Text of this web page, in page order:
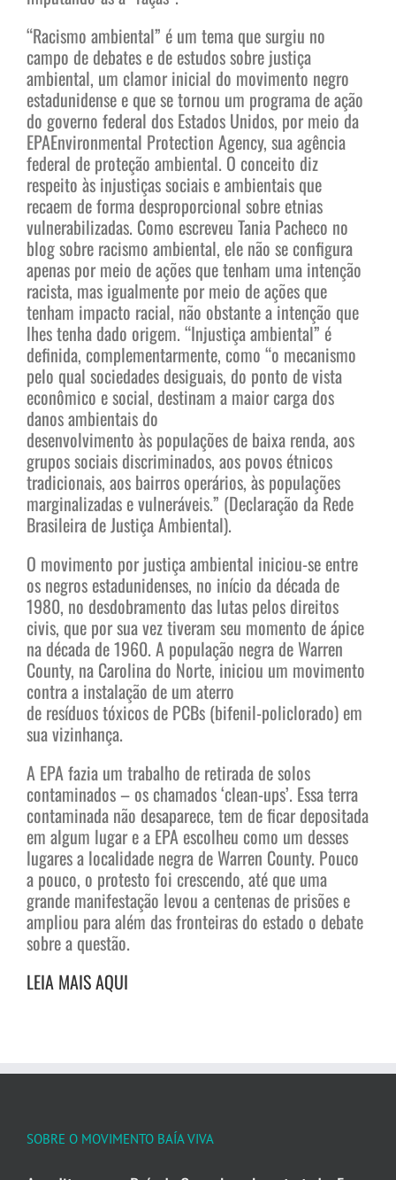
“Racismo ambiental” é um tema que surgiu no
campo de debates e de estudos sobre justiça
ambiental, um clamor inicial do movimento negro
estadunidense e que se tornou um programa de ação
do governo federal dos Estados Unidos, por meio da
EPAEnvironmental Protection Agency, sua agência
federal de proteção ambiental. O conceito diz
respeito às injustiças sociais e ambientais que
recaem de forma desproporcional sobre etnias
vulnerabilizadas. Como escreveu Tania Pacheco no
blog sobre racismo ambiental, ele não se configura
apenas por meio de ações que tenham uma intenção
racista, mas igualmente por meio de ações que
tenham impacto racial, não obstante a intenção que
lhes tenha dado origem. “Injustiça ambiental” é
definida, complementarmente, como “o mecanismo
pelo qual sociedades desiguais, do ponto de vista
econômico e social, destinam a maior carga dos
danos ambientais do
desenvolvimento às populações de baixa renda, aos
grupos sociais discriminados, aos povos étnicos
tradicionais, aos bairros operários, às populações
marginalizadas e vulneráveis.” (Declaração da Rede
Brasileira de Justiça Ambiental).
O movimento por justiça ambiental iniciou-se entre
os negros estadunidenses, no início da década de
1980, no desdobramento das lutas pelos direitos
civis, que por sua vez tiveram seu momento de ápice
na década de 1960. A população negra de Warren
County, na Carolina do Norte, iniciou um movimento
contra a instalação de um aterro
de resíduos tóxicos de PCBs (bifenil-policlorado) em
sua vizinhança.
A EPA fazia um trabalho de retirada de solos
contaminados – os chamados ‘clean-ups’. Essa terra
contaminada não desaparece, tem de ficar depositada
em algum lugar e a EPA escolheu como um desses
lugares a localidade negra de Warren County. Pouco
a pouco, o protesto foi crescendo, até que uma
grande manifestação levou a centenas de prisões e
ampliou para além das fronteiras do estado o debate
sobre a questão.
LEIA MAIS AQUI
SOBRE O MOVIMENTO BAÍA VIVA